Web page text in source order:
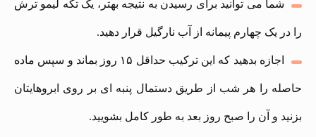
شما می‌ توانید برای رسیدن به نتیجه بهتر، یک تکه لیمو ترش
را در یک چهارم پیمانه از آب نارگیل قرار دهید.
اجازه بدهید که این ترکیب حداقل ۱۵ روز بماند و سپس ماده
حاصله را هر شب از طریق دستمال پنبه‌ ای بر روی ابروهایتان
بزنید و آن را صبح روز بعد به طور کامل بشویید.